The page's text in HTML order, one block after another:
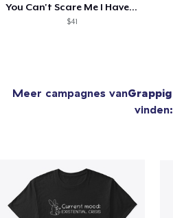
You Can't Scare Me I Have Two Daughters
$41
Meer campagnes vanGrappig
vinden: